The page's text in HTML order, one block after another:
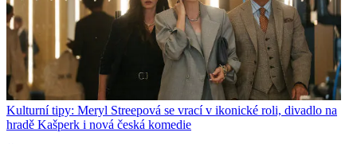
Kulturní tipy: Meryl Streepová se vrací v ikonické roli, divadlo na
hradě Kašperk i nová česká komedie